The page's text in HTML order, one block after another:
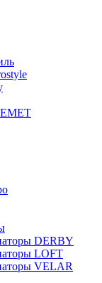
DERBY
LOFT
VELAR